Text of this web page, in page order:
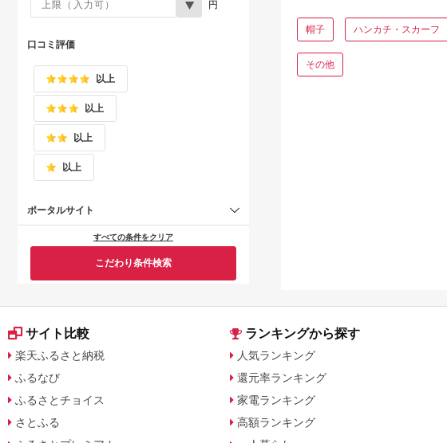
円
口コミ評価
以上
以上
以上
以上
ポータルサイト
すべての条件をクリア
こだわり条件検索
帽子 ハンカチ・スカーフ
その他
サイト比較
楽天ふるさと納税
ふるなび
ふるさとチョイス
さとふる
ランキングから探す
人気ランキング
還元率ランキング
家電ランキング
高額ランキング